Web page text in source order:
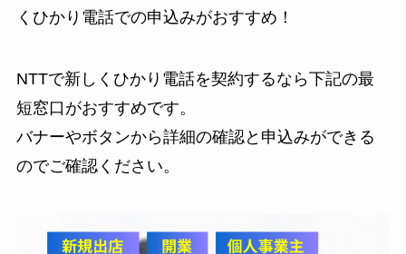
くひかり電話での申込みがおすすめ！
NTTで新しくひかり電話を契約するなら下記の最
短窓口がおすすめです。
バナーやボタンから詳細の確認と申込みができる
のでご確認ください。